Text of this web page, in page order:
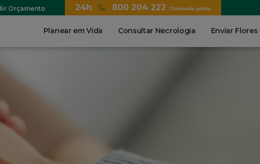
Orçamento 24h 800 204 222 Chamada grátis
Main
Planear em Vida Consultar Necrologia Enviar Flores